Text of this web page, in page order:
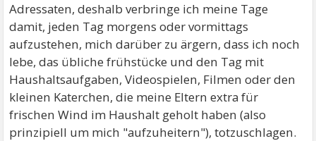
Adressaten, deshalb verbringe ich meine Tage
damit, jeden Tag morgens oder vormittags
aufzustehen, mich darüber zu ärgern, dass ich noch
lebe, das übliche frühstücke und den Tag mit
Haushaltsaufgaben, Videospielen, Filmen oder den
kleinen Katerchen, die meine Eltern extra für
frischen Wind im Haushalt geholt haben (also
prinzipiell um mich "aufzuheitern"), totzuschlagen.